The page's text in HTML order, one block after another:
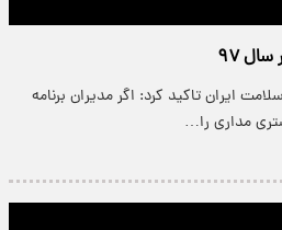
۹۷
ایران تاکید کرد: اگر مدیران برنامه
مداری را…